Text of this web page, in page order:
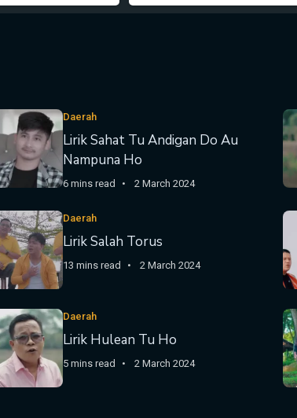
Daerah
Lirik Sahat Tu Andigan Do Au
Nampuna Ho
6 mins read 2 March 2024
Daerah
Lirik Salah Torus
13 mins read 2 March 2024
Daerah
Lirik Hulean Tu Ho
5 mins read 2 March 2024